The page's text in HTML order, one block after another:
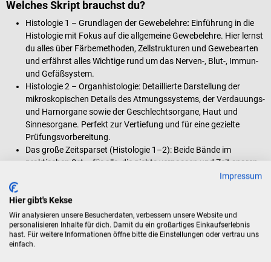
Welches Skript brauchst du?
Histologie 1 – Grundlagen der Gewebelehre: Einführung in die
Histologie mit Fokus auf die allgemeine Gewebelehre. Hier lernst
du alles über Färbemethoden, Zellstrukturen und Gewebearten
und erfährst alles Wichtige rund um das Nerven-, Blut-, Immun-
und Gefäßsystem.
Histologie 2 – Organhistologie: Detaillierte Darstellung der
mikroskopischen Details des Atmungssystems, der Verdauungs-
und Harnorgane sowie der Geschlechtsorgane, Haut und
Sinnesorgane. Perfekt zur Vertiefung und für eine gezielte
Prüfungsvorbereitung.
Das große Zeitsparset (Histologie 1–2): Beide Bände im
praktischen Set – für alle, die nichts verpassen und Zeit sparen
Lieferumfang
1 CORETEXT. Histologie Lernskript in der gewählten Ausführung
Impressum
Hier gibt's Kekse
Wir analysieren unsere Besucherdaten, verbessern unsere Website und
personalisieren Inhalte für dich. Damit du ein großartiges Einkaufserlebnis
hast. Für weitere Informationen öffne bitte die Einstellungen oder vertrau uns
einfach.